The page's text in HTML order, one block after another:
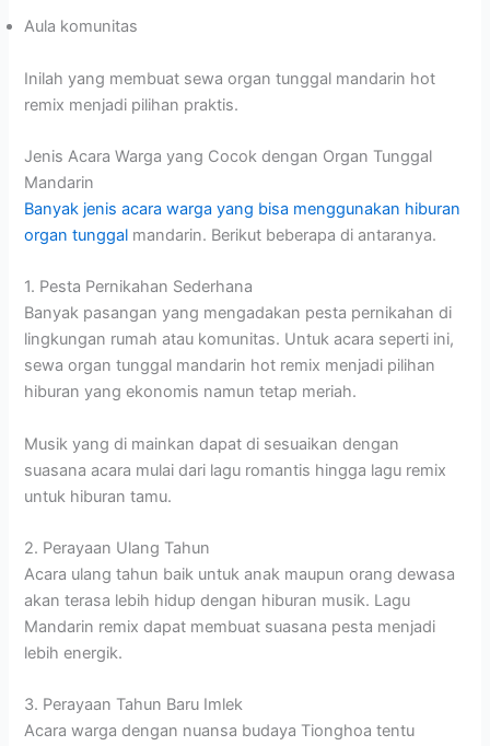
Aula komunitas
Inilah yang membuat sewa organ tunggal mandarin hot
remix menjadi pilihan praktis.
Jenis Acara Warga yang Cocok dengan Organ Tunggal
Mandarin
Banyak jenis acara warga yang bisa menggunakan hiburan
organ tunggal mandarin. Berikut beberapa di antaranya.
1. Pesta Pernikahan Sederhana
Banyak pasangan yang mengadakan pesta pernikahan di
lingkungan rumah atau komunitas. Untuk acara seperti ini,
sewa organ tunggal mandarin hot remix menjadi pilihan
hiburan yang ekonomis namun tetap meriah.
Musik yang di mainkan dapat di sesuaikan dengan
suasana acara mulai dari lagu romantis hingga lagu remix
untuk hiburan tamu.
2. Perayaan Ulang Tahun
Acara ulang tahun baik untuk anak maupun orang dewasa
akan terasa lebih hidup dengan hiburan musik. Lagu
Mandarin remix dapat membuat suasana pesta menjadi
lebih energik.
3. Perayaan Tahun Baru Imlek
Acara warga dengan nuansa budaya Tionghoa tentu